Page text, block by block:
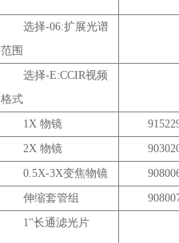
选择-06:扩展光谱
范围
选择-E:CCIR视频
格式
1X 物镜
2X 物镜
0.5X-3X变焦物镜
伸缩套管组
1"长通滤光片